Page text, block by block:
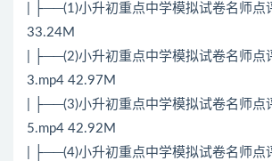
| ├──(1)小升初重点中学模拟试卷名师点
33.24M
| ├──(2)小升初重点中学模拟试卷名师点
3.mp4 42.97M
| ├──(3)小升初重点中学模拟试卷名师点
5.mp4 42.92M
| ├──(4)小升初重点中学模拟试卷名师点